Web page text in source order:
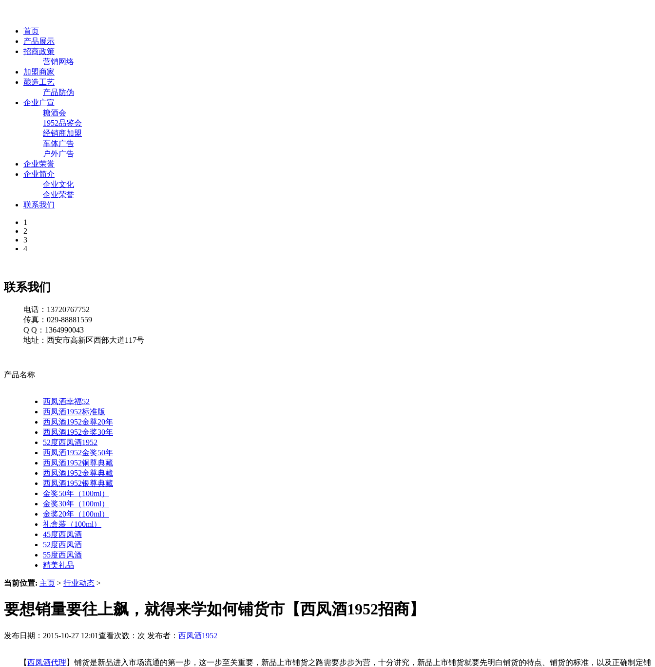
首页
产品展示
招商政策
营销网络
加盟商家
酿造工艺
产品防伪
企业广宣
糖酒会
1952品鉴会
经销商加盟
车体广告
户外广告
企业荣誉
企业简介
企业文化
企业荣誉
联系我们
1
2
3
4
联系我们
电话：13720767752
传真：029-88881559
Q Q：1364990043
地址：西安市高新区西部大道117号
产品名称
西凤酒幸福52
西凤酒1952标准版
西凤酒1952金尊20年
西凤酒1952金奖30年
52度西凤酒1952
西凤酒1952金奖50年
西凤酒1952铜尊典藏
西凤酒1952金尊典藏
西凤酒1952银尊典藏
金奖50年（100ml）
金奖30年（100ml）
金奖20年（100ml）
礼盒装（100ml）
45度西凤酒
52度西凤酒
55度西凤酒
精美礼品
当前位置: 主页 > 行业动态 >
要想销量要往上飙，就得来学如何铺货市【西凤酒1952招商】
发布日期：2015-10-27 12:01查看次数： 次 发布者： 西凤酒1952
【西凤酒代理 】铺货是新品进入市场流通的第一步，这一步至关重要，新品上市铺货之路需要步步为营，十分讲究，新品上市铺货就要先明白铺货的特点、铺货的标准，以及正确制定铺